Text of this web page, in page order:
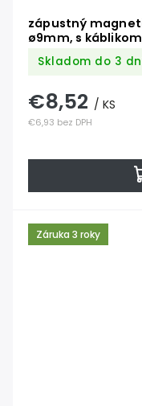
zápustný
ø9mm, s
Skladom do 3
€6,93 bez DPH
€8,52 / KS
Záruka 3 roky